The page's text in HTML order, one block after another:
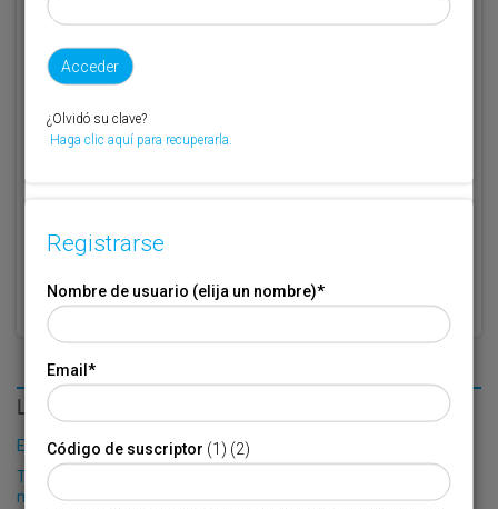
Si no recuerda o no tiene a mano su código de suscriptor llame al
teléfono 944 400 000 y se lo recordaremos.
Si no es suscriptor de Transporte XXI deje este campo en blanco.
LO MÁS LEÍDO
El Puerto de Valencia crecerá en oferta ro-pax
Truck & Wheel incorpora como socio a Cofides en su filial
norteamericana
¿Olvidó su clave?
Haga clic aquí para recuperarla.
Registrarse
Nombre de usuario (elija un nombre)*
Email*
Código de suscriptor (1) (2)